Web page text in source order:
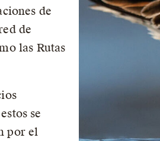
de
de
las Rutas
se
por el